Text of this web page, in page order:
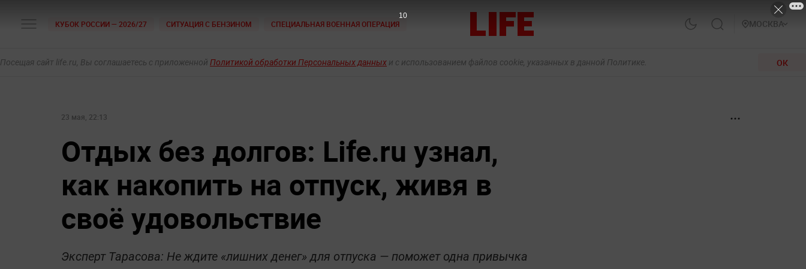
КУБОК РОССИИ — 2026/27 СИТУАЦИЯ С БЕНЗИНОМ СПЕЦИАЛЬНАЯ ВОЕННАЯ ОПЕРАЦИЯ МОСКВА
Посещая сайт life.ru, Вы соглашаетесь с приложенной Политикой обработки Персональных данных и с использованием файлов cookie, указанных в данной Политике. ОК
23 мая, 22:13
Отдых без долгов: Life.ru узнал,
как накопить на отпуск, живя в
своё удовольствие
Эксперт Тарасова: Не ждите «лишних денег» для отпуска — поможет одна привычка
9